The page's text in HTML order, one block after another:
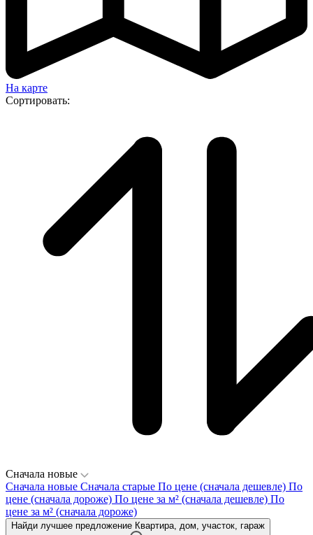
На карте
Сортировать:
Сначала новые
Сначала новые Сначала старые По цене (сначала дешевле) По
цене (сначала дороже) По цене за м² (сначала дешевле) По
цене за м² (сначала дороже)
Найди лучшее предложение Квартира, дом, участок, гараж